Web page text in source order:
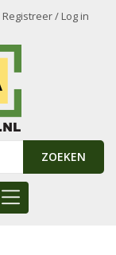
Registreer / Log in
ZOEKEN